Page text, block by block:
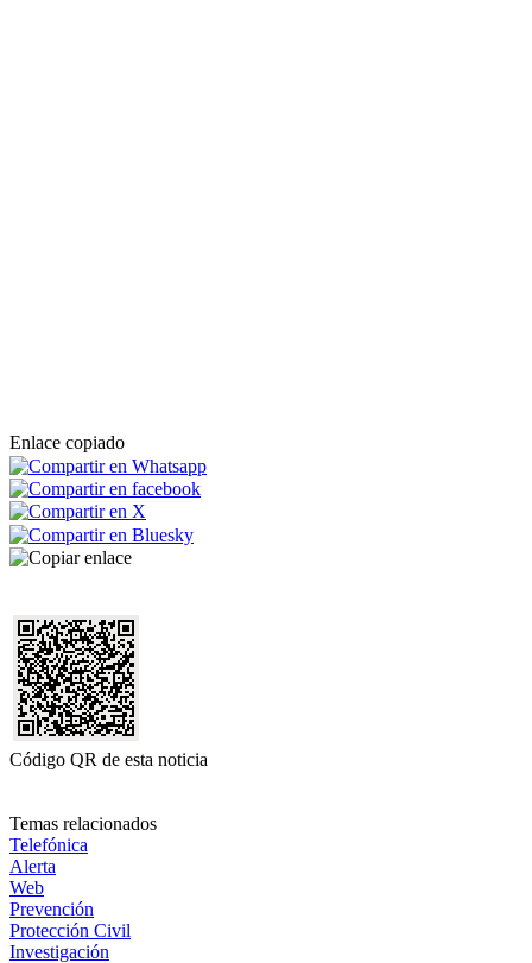
Enlace copiado
Código QR de esta noticia
Temas relacionados
Telefónica
Alerta
Web
Prevención
Protección Civil
Investigación